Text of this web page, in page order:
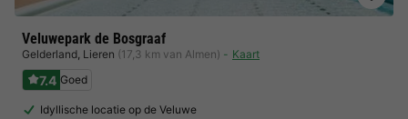
Veluwepark de Bosgraaf
Gelderland, Lieren (17,3 km van Almen) Kaart
7.4 Goed
Idyllische locatie op de Veluwe